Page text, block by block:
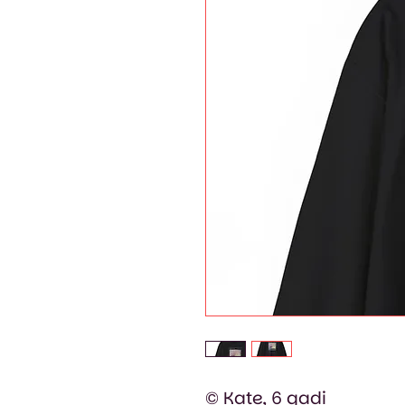
© Kate, 6 gadi